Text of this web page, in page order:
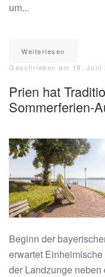
um...
Weiterlesen
Geschrieben am 19. Juni
Prien hat
Sommerferien-
Beginn der
erwartet
der Landzunge